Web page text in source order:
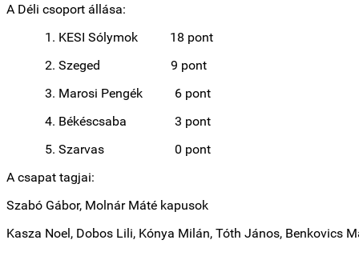
A Déli csoport állása:
1. KESI Sólymok 18 pont
2. Szeged 9 pont
3. Marosi Pengék 6 pont
4. Békéscsaba 3 pont
5. Szarvas 0 pont
A csapat tagjai:
Szabó Gábor, Molnár Máté kapusok
Kasza Noel, Dobos Lili, Kónya Milán, Tóth János, Benkovics